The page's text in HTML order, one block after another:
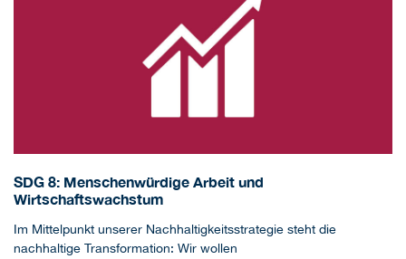
SDG 8: Menschenwürdige Arbeit und
Wirtschaftswachstum
Im Mittelpunkt unserer Nachhaltigkeitsstrategie steht die
nachhaltige Transformation: Wir wollen